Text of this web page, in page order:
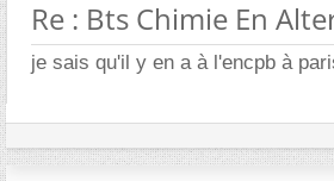
Re : Bts Chimie En
je sais qu'il y en a à l'encpb à